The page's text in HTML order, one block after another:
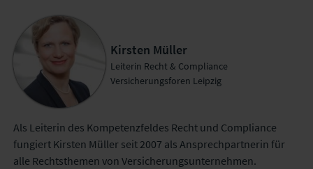
Kirsten Müller
Leiterin Recht & Compliance
Versicherungsforen Leipzig
Als Leiterin des Kompetenzfeldes Recht und Compliance
fungiert Kirsten Müller seit 2007 als Ansprechpartnerin für
alle Rechtsthemen von Versicherungsunternehmen.